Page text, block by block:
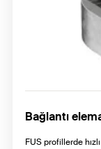
Bağlantı
FUS profillerde